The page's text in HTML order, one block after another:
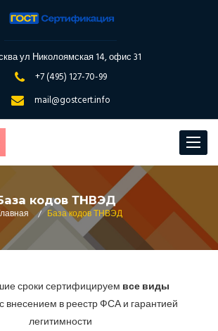
ул Николоямская 14, офис 31
+7 (495) 127-70-99
mail@gostcert.info
Toggle
кодов ТНВЭД
/ База кодов ТНВЭД
сроки сертифицируем все виды
с внесением в реестр ФСА и гарантией
легитимности